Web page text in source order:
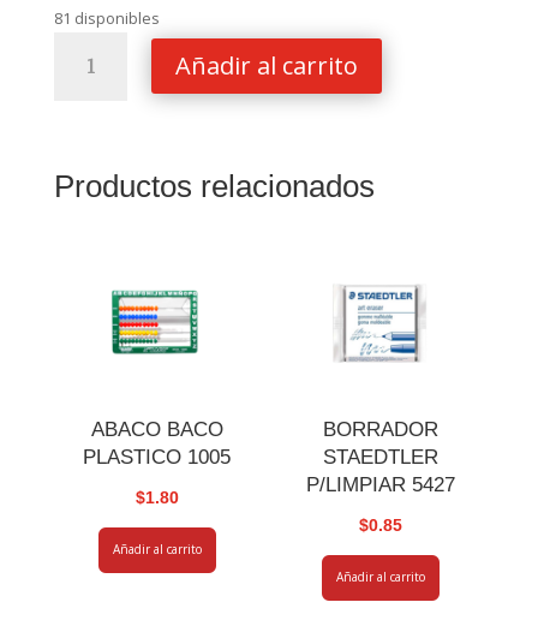
81 disponibles
TUCAN
Añadir al carrito
Productos relacionados
ABACO BACO
PLASTICO 1005
$1.80
Añadir al carrito
BORRADOR
STAEDTLER
P/LIMPIAR 5427
$0.85
Añadir al carrito